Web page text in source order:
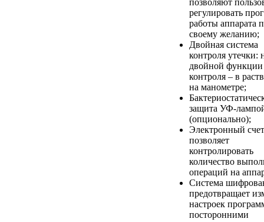
регулировать
работы аппарата
своему желанию;
Двойная система
контроля утечки:
двойной функции
контроля – в
на манометре;
защита УФ-
(опционально);
Электронный
позволяет
контролировать
количество
операций на
Система
предотвращает
настроек
посторонними